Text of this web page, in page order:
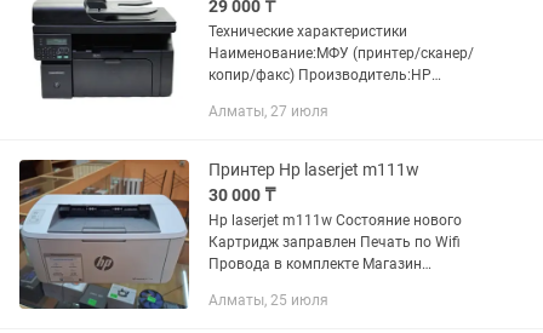
29 000 ₸
Технические характеристики
Наименование:МФУ (принтер/сканер/
копир/факс) Производитель:HP
Технология печати:Лазерная (чб)
печати:18...
Алматы, 27 июля
Принтер Hp laserjet m111w
30 000 ₸
Hp laserjet m111w Состояние нового
Картридж заправлен Печать по Wifi
Провода в комплекте Магазин
Майлина 75 С 10 до 17
Алматы, 25 июля